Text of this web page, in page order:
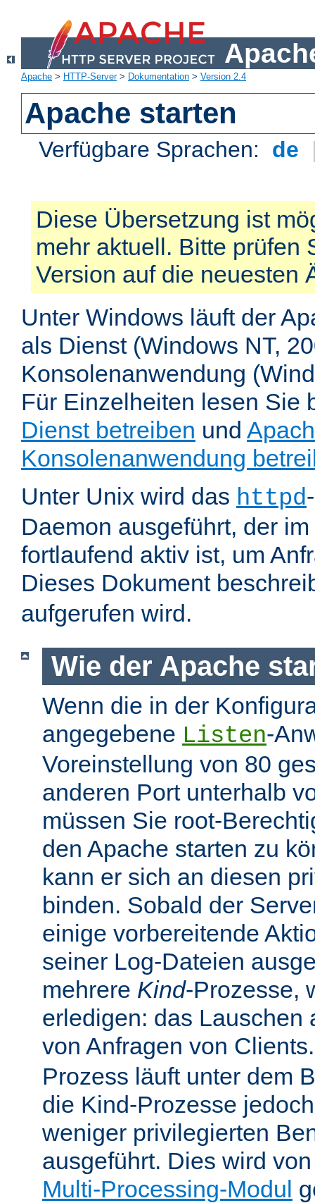
Apache > HTTP-Server> Dokumentation > Version 2.4
Apache starten
Verfügbare Sprachen: de
Diese Übersetzung ist
mehr aktuell. Bitte prüfen
Version auf die neuesten
Unter Windows läuft der
als Dienst (Windows NT,
Konsolenanwendung
Für Einzelheiten lesen Sie
Dienst betreiben und
Konsolenanwendung
Unter Unix wird das httpd
Daemon ausgeführt, der
fortlaufend aktiv ist, um
Dieses Dokument
aufgerufen wird.
Wie der Apache
Wenn die in der
angegebene Listen-
Voreinstellung von 80
anderen Port unterhalb
müssen Sie root-
den Apache starten zu
kann er sich an diesen
binden. Sobald der
einige vorbereitende
seiner Log-Dateien
mehrere Kind-Prozesse,
erledigen: das Lauschen
von Anfragen von
Prozess läuft unter dem
die Kind-Prozesse
weniger privilegierten
ausgeführt. Dies wird
Multi-Processing-Modul